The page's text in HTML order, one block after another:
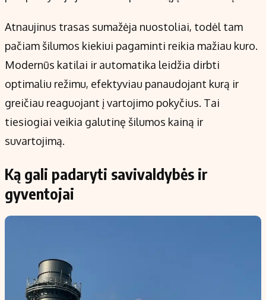
Atnaujinus trasas sumažėja nuostoliai, todėl tam
pačiam šilumos kiekiui pagaminti reikia mažiau kuro.
Modernūs katilai ir automatika leidžia dirbti
optimaliu režimu, efektyviau panaudojant kurą ir
greičiau reaguojant į vartojimo pokyčius. Tai
tiesiogiai veikia galutinę šilumos kainą ir
suvartojimą.
Ką gali padaryti savivaldybės ir
gyventojai